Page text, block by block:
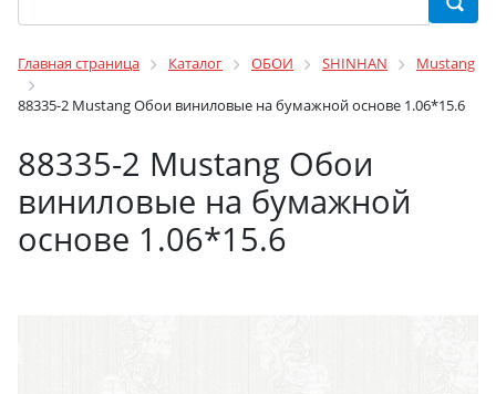
Главная страница Каталог ОБОИ SHINHAN Mustang
88335-2 Mustang Обои виниловые на бумажной основе 1.06*15.6
88335-2 Mustang Обои
виниловые на бумажной
основе 1.06*15.6